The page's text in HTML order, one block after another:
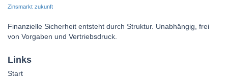
Zinsmarkt zukunft
Finanzielle Sicherheit entsteht durch Struktur. Unabhängig, frei
von Vorgaben und Vertriebsdruck.
Links
Start